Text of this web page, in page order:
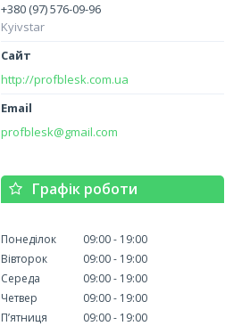
+380 (97) 576-09-96
Kyivstar
http://profblesk.com.ua
profblesk@gmail.com
Графік роботи
Понеділок 09:00
19:00
Вівторок
09:00
19:00
Середа
09:00
19:00
Четвер
09:00
19:00
Пʼятниця
09:00
19:00